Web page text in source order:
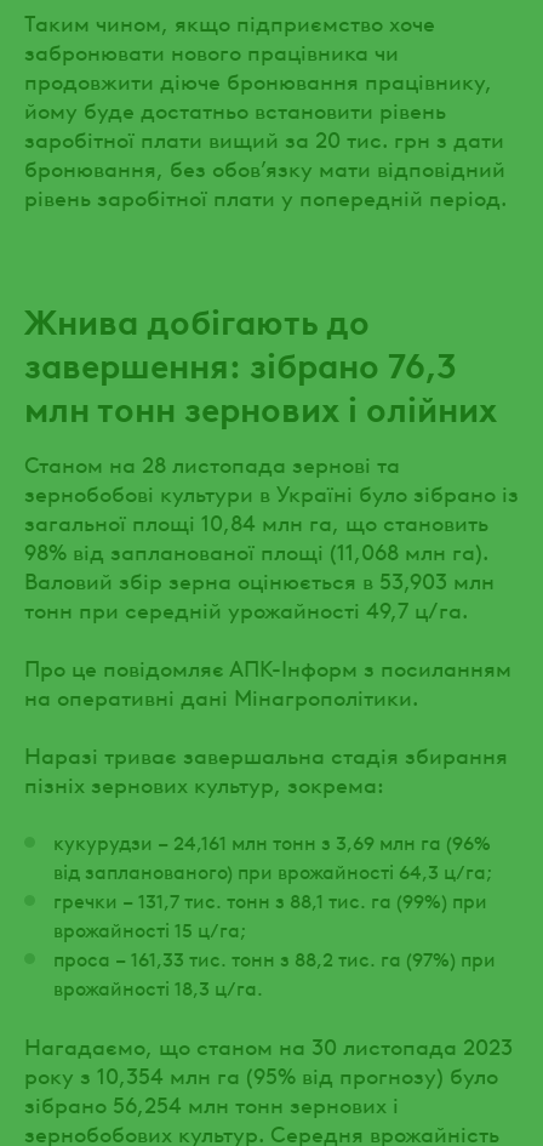
Таким чином, якщо підприємство хоче
забронювати нового працівника чи
продовжити діюче бронювання працівнику,
йому буде достатньо встановити рівень
заробітної плати вищий за 20 тис. грн з дати
бронювання, без обов’язку мати відповідний
рівень заробітної плати у попередній період.
Жнива добігають до
завершення: зібрано 76,3
млн тонн зернових і олійних
Станом на 28 листопада зернові та
зернобобові культури в Україні було зібрано із
загальної площі 10,84 млн га, що становить
98% від запланованої площі (11,068 млн га).
Валовий збір зерна оцінюється в 53,903 млн
тонн при середній урожайності 49,7 ц/га.
Про це повідомляє АПК-Інформ з посиланням
на оперативні дані Мінагрополітики.
Наразі триває завершальна стадія збирання
пізніх зернових культур, зокрема:
кукурудзи – 24,161 млн тонн з 3,69 млн га (96%
від запланованого) при врожайності 64,3 ц/га;
гречки – 131,7 тис. тонн з 88,1 тис. га (99%) при
врожайності 15 ц/га;
проса – 161,33 тис. тонн з 88,2 тис. га (97%) при
врожайності 18,3 ц/га.
Нагадаємо, що станом на 30 листопада 2023
року з 10,354 млн га (95% від прогнозу) було
зібрано 56,254 млн тонн зернових і
зернобобових культур. Середня врожайність